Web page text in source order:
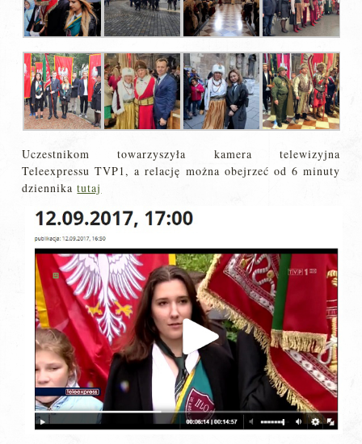
Uczestnikom towarzyszyła kamera telewizyjna
Teleexpressu TVP1, a relację można obejrzeć od 6 minuty
dziennikatutaj